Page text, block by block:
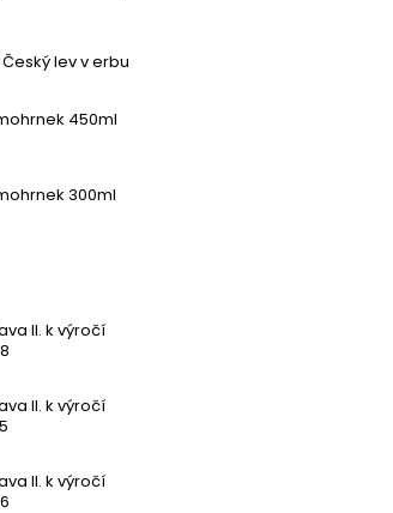
lev v erbu
450ml
300ml
II. k výročí
II. k výročí
II. k výročí